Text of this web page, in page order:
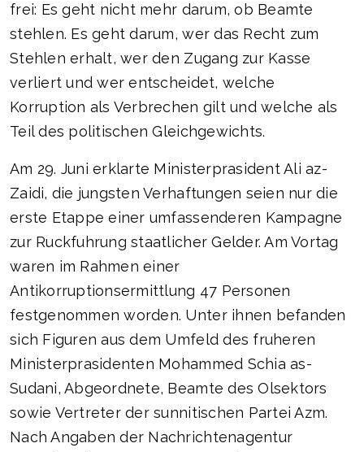
frei: Es geht nicht mehr darum, ob Beamte
stehlen. Es geht darum, wer das Recht zum
Stehlen erhalt, wer den Zugang zur Kasse
verliert und wer entscheidet, welche
Korruption als Verbrechen gilt und welche als
Teil des politischen Gleichgewichts.
Am 29. Juni erklarte Ministerprasident Ali az-
Zaidi, die jungsten Verhaftungen seien nur die
erste Etappe einer umfassenderen Kampagne
zur Ruckfuhrung staatlicher Gelder. Am Vortag
waren im Rahmen einer
Antikorruptionsermittlung 47 Personen
festgenommen worden. Unter ihnen befanden
sich Figuren aus dem Umfeld des fruheren
Ministerprasidenten Mohammed Schia as-
Sudani, Abgeordnete, Beamte des Olsektors
sowie Vertreter der sunnitischen Partei Azm.
Nach Angaben der Nachrichtenagentur